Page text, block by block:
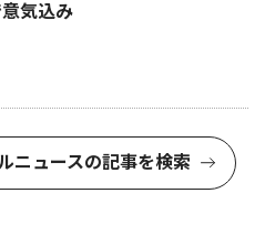
気込み
ニュースの記事を検索